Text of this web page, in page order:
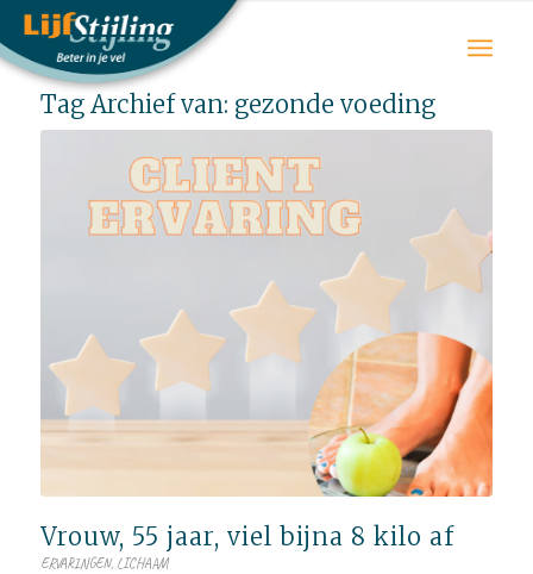
Tag Archief van: gezonde voeding
Vrouw, 55 jaar, viel bijna 8 kilo af
ERVARINGEN, LICHAAM